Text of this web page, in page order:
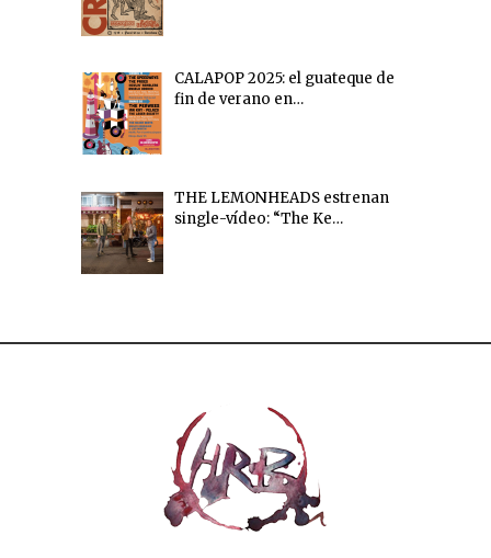
CALAPOP 2025: el guateque de
fin de verano en…
THE LEMONHEADS estrenan
single-vídeo: “The Ke…